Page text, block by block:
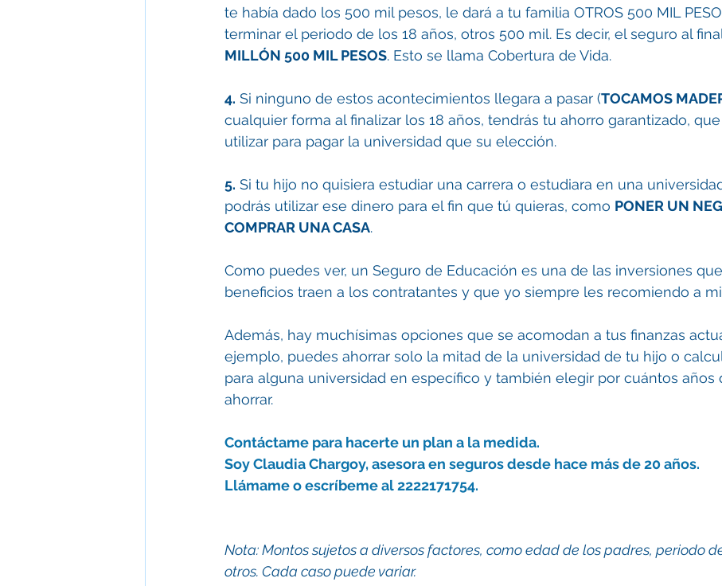
te había dado los 500 mil pesos, le dará a tu familia OTROS 500 MIL
terminar el periodo de los 18 años, otros 500 mil. Es decir, el seguro al
MILLÓN 500 MIL PESOS. Esto se llama Cobertura de Vida.
4. Si ninguno de estos acontecimientos llegara a pasar (TOCAMOS
cualquier forma al finalizar los 18 años, tendrás tu ahorro garantizado,
utilizar para pagar la universidad que su elección.
5. Si tu hijo no quisiera estudiar una carrera o estudiara en una
podrás utilizar ese dinero para el fin que tú quieras, como PONER UN
COMPRAR UNA CASA.
Como puedes ver, un Seguro de Educación es una de las inversiones
beneficios traen a los contratantes y que yo siempre les recomiendo a
Además, hay muchísimas opciones que se acomodan a tus finanzas
ejemplo, puedes ahorrar solo la mitad de la universidad de tu hijo o
para alguna universidad en específico y también elegir por cuántos años
ahorrar.
Contáctame para hacerte un plan a la medida.
Soy Claudia Chargoy, asesora en seguros desde hace más de 20 años.
Llámame o escríbeme al 2222171754.
Nota: Montos sujetos a diversos factores, como edad de los padres, periodo
otros. Cada caso puede variar.